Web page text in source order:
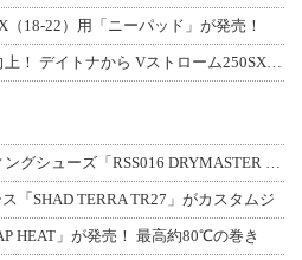
（18-22）用「ニーパッド」が発売！
ゲル素材入りで快適＆足つき向上！ デイトナから Vストローム250SX用「快適ロ
アールエスタイチの新ライディングシューズ「RSS016 DRYMASTER スト
「SHAD TERRA TR27」がカスタムジ
HEAT」が発売！ 最高約80℃の巻き